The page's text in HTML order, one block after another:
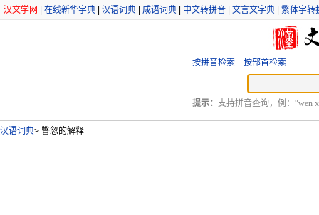
汉文学网 在线新华字典 汉语词典 成语词典 中文转拼音 文言文字典 繁体字转
按拼音检索 按部首检索
提示： 支持拼音查询，例：“wen
汉语词典> 瞥忽的解释